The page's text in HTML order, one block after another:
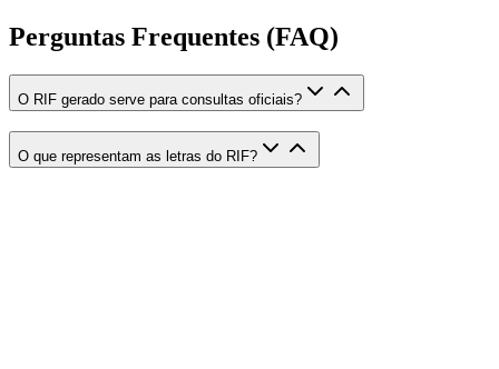
Perguntas Frequentes (FAQ)
O RIF gerado serve para consultas oficiais?
O que representam as letras do RIF?